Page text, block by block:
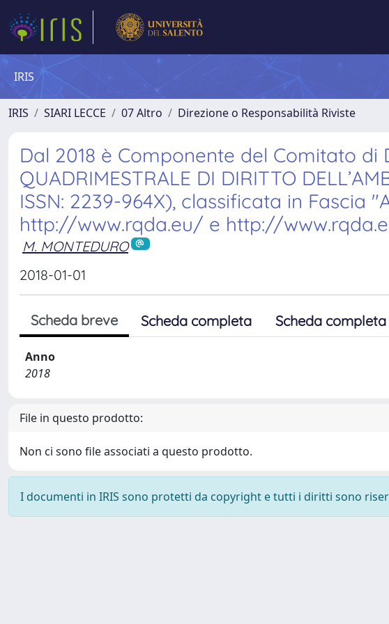
IRIS
IRIS SIARI LECCE 07 Altro Direzione o Responsabilità Riviste
Dal 2018 è Componente del Comitato di
QUADRIMESTRALE DI DIRITTO
ISSN: 2239-964X), classificata in Fascia
http://www.rqda.eu/ e http://
M. MONTEDURO
2018-01-01
Scheda breve Scheda completa Scheda completa
Anno
2018
File in questo prodotto:
Non ci sono file associati a questo prodotto.
I documenti in IRIS sono protetti da copyright e tutti i diritti sono